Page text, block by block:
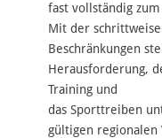
fast vollständig
Mit der
Beschränkungen
Herausforderung,
Training und
das Sporttreiben
gültigen regionalen